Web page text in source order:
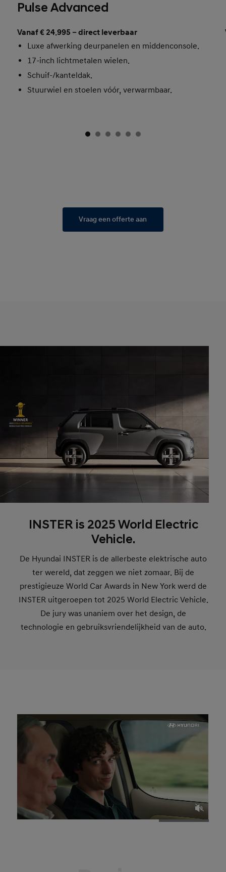
Pulse Advanced
Vanaf € 24.995 – direct leverbaar
Luxe afwerking deurpanelen en middenconsole.
17-inch lichtmetalen wielen.
Schuif-/kanteldak.
Stuurwiel en stoelen vóór, verwarmbaar.
Vraag een offerte aan
INSTER is 2025 World Electric
Vehicle.
De Hyundai INSTER is de allerbeste elektrische auto
ter wereld, dat zeggen we niet zomaar. Bij de
prestigieuze World Car Awards in New York werd de
INSTER uitgeroepen tot 2025 World Electric Vehicle.
De jury was unaniem over het design, de
technologie en gebruiksvriendelijkheid van de auto.